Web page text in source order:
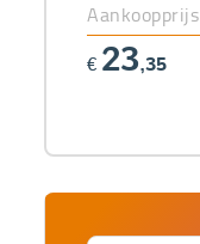
Aankoopprijs
€ 23,35